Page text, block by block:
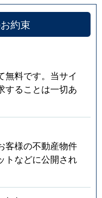
約束
無料です。当サイ
することは一切あ
客様の不動産物件
トなどに公開され